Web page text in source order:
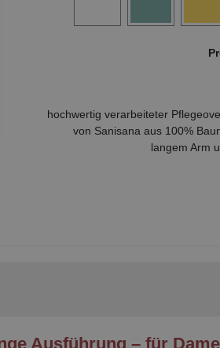
hochwertig verarbeiteter
von Sanisana aus 100%
langem Arm
Ausführung – für